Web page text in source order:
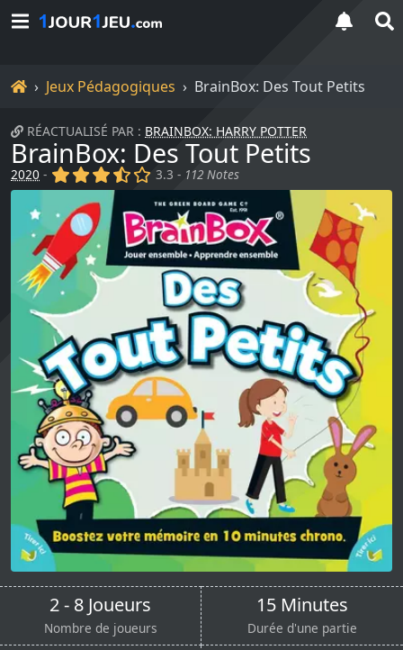
Accueil
Jeux Pédagogiques BrainBox: Des Tout Petits
RÉACTUALISÉ PAR : BRAINBOX: HARRY POTTER
BrainBox: Des Tout Petits
2020 - (x) (x) (x) (,) ()
3.3 - 112 Notes
2 - 8 Joueurs
Nombre de joueurs
15 Minutes
Durée d'une partie